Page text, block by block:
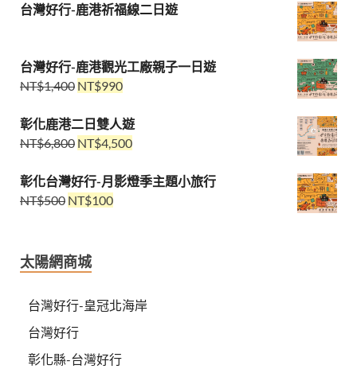
台灣好行-鹿港祈福線二日遊
台灣好行-鹿港觀光工廠親子一日遊
NT$1,400 NT$990
彰化鹿港二日雙人遊
NT$6,800 NT$4,500
彰化台灣好行-月影燈季主題小旅行
NT$500 NT$100
太陽網商城
台灣好行-皇冠北海岸
台灣好行
彰化縣-台灣好行